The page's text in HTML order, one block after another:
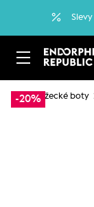
Slevy
-20%
… Běžecké boty